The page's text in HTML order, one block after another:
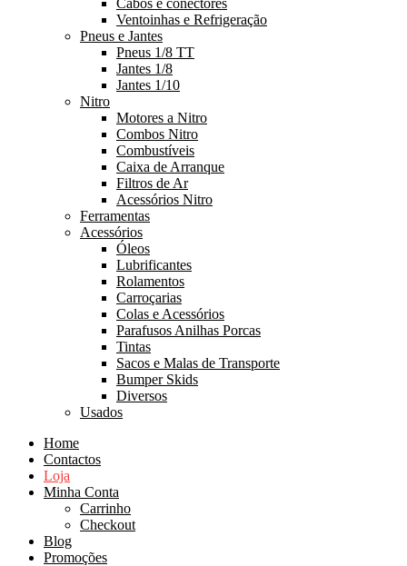
Ventoinhas e Refrigeração
Pneus e Jantes
Pneus 1/8 TT
Jantes 1/8
Jantes 1/10
Nitro
Motores a Nitro
Combos Nitro
Combustíveis
Caixa de Arranque
Filtros de Ar
Acessórios Nitro
Ferramentas
Acessórios
Óleos
Lubrificantes
Rolamentos
Carroçarias
Colas e Acessórios
Parafusos Anilhas Porcas
Tintas
Sacos e Malas de Transporte
Bumper Skids
Diversos
Usados
Home
Contactos
Loja
Minha Conta
Carrinho
Checkout
Blog
Promoções